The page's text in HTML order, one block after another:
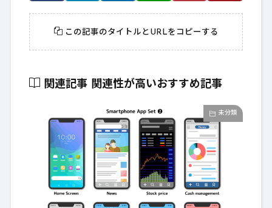
この記事のタイトルとURLをコピーする
関連記事 関連性が高いおすすめ記事
未分類